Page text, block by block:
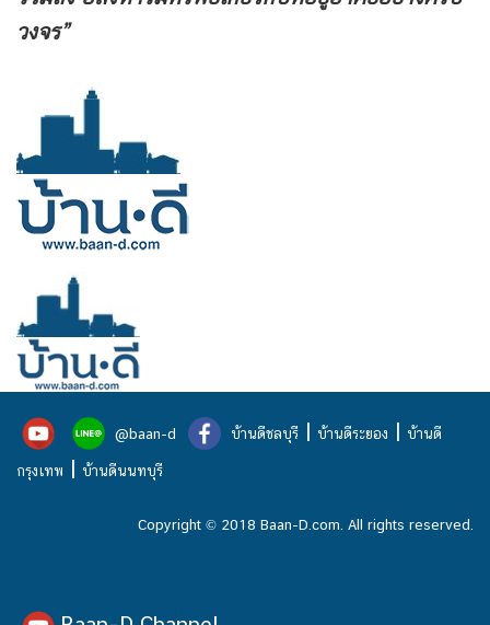
วงจร”
@baan-d บ้านดีชลบุรี | บ้านดีระยอง | บ้านดี
กรุงเทพ | บ้านดีนนทบุรี
Copyright © 2018 Baan-D.com. All rights reserved.